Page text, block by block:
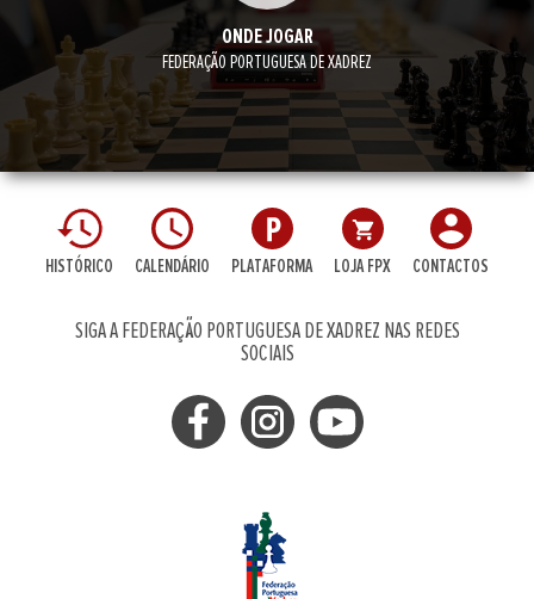
ONDE JOGAR
FEDERAÇÃO PORTUGUESA DE XADREZ
HISTÓRICO CALENDÁRIO PLATAFORMA LOJA FPX CONTACTOS
SIGA A FEDERAÇÃO PORTUGUESA DE XADREZ NAS REDES
SOCIAIS